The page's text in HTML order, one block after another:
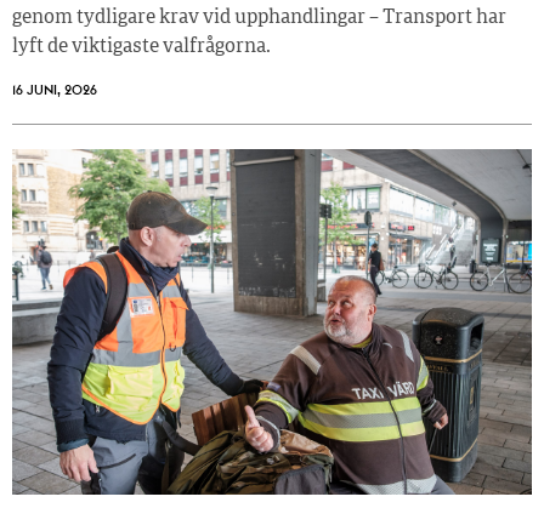
genom tydligare krav vid upphandlingar – Transport har
lyft de viktigaste valfrågorna.
16 JUNI, 2026